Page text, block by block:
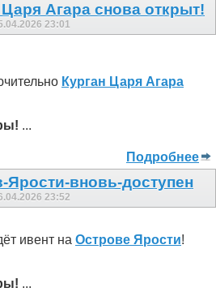
Агара снова открыт!
23:01
Курган Царя Агара
...
Подробнее
вновь-доступен
23:52
ивент на Острове Ярости!
...